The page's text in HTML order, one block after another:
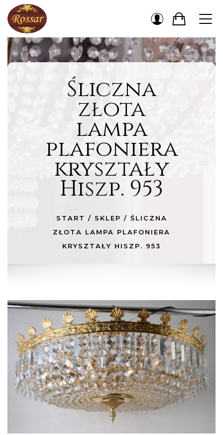
Śliczna
złota
lampa
plafoniera
kryształy
Hiszp. 953
START / SKLEP / ŚLICZNA
ZŁOTA LAMPA PLAFONIERA
KRYSZTAŁY HISZP. 953